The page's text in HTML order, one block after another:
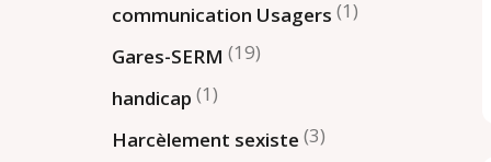
communication Usagers (1)
Gares-SERM (19)
handicap (1)
Harcèlement sexiste (3)